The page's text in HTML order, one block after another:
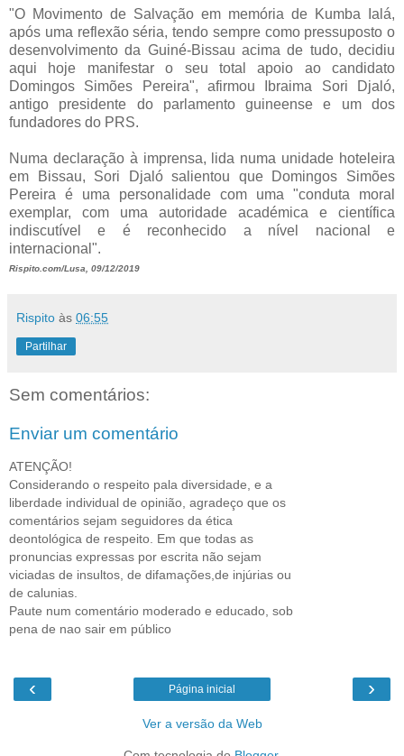
"O Movimento de Salvação em memória de Kumba Ialá,
após uma reflexão séria, tendo sempre como pressuposto o
desenvolvimento da Guiné-Bissau acima de tudo, decidiu
aqui hoje manifestar o seu total apoio ao candidato
Domingos Simões Pereira", afirmou Ibraima Sori Djaló,
antigo presidente do parlamento guineense e um dos
fundadores do PRS.
Numa declaração à imprensa, lida numa unidade hoteleira
em Bissau, Sori Djaló salientou que Domingos Simões
Pereira é uma personalidade com uma "conduta moral
exemplar, com uma autoridade académica e científica
indiscutível e é reconhecido a nível nacional e
internacional".
Rispito.com/Lusa, 09/12/2019
Rispito às 06:55
Partilhar
Sem comentários:
Enviar um comentário
ATENÇÃO!
Considerando o respeito pala diversidade, e a
liberdade individual de opinião, agradeço que os
comentários sejam seguidores da ética
deontológica de respeito. Em que todas as
pronuncias expressas por escrita não sejam
viciadas de insultos, de difamações,de injúrias ou
de calunias.
Paute num comentário moderado e educado, sob
pena de nao sair em público
‹ ›
Página inicial
Ver a versão da Web